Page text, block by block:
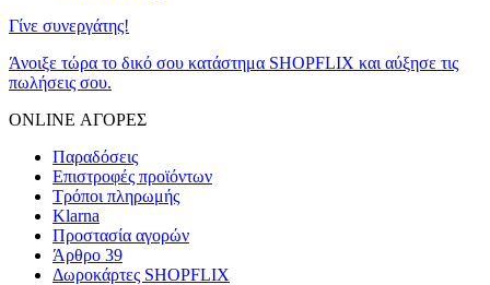
Γίνε συνεργάτης!
Άνοιξε τώρα το δικό σου κατάστημα SHOPFLIX και αύξησε τις
πωλήσεις σου.
ONLINE ΑΓΟΡΕΣ
Παραδόσεις
Επιστροφές προϊόντων
Τρόποι πληρωμής
Klarna
Προστασία αγορών
Άρθρο 39
Δωροκάρτες SHOPFLIX